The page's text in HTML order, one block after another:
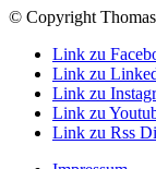
© Copyright
Link zu
Link zu
Link zu
Link zu
Link zu Rss